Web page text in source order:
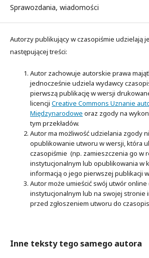
Sprawozdania, wiadomości
Autorzy publikujący w czasopiśmie udzielają
następującej treści:
Autor zachowuje autorskie prawa
jednocześnie udziela wydawcy
pierwszą publikację w wersji
licencji Creative Commons Uznanie
Międzynarodowe oraz zgody na
tym przekładów.
Autor ma możliwość udzielania zgody
opublikowanie utworu w wersji, która
czasopiśmie (np. zamieszczenia go w
instytucjonalnym lub opublikowania w
informacją o jego pierwszej publikacji
Autor może umieścić swój utwór
instytucjonalnym lub na swojej stronie
przed zgłoszeniem utworu do
Inne teksty tego samego autora